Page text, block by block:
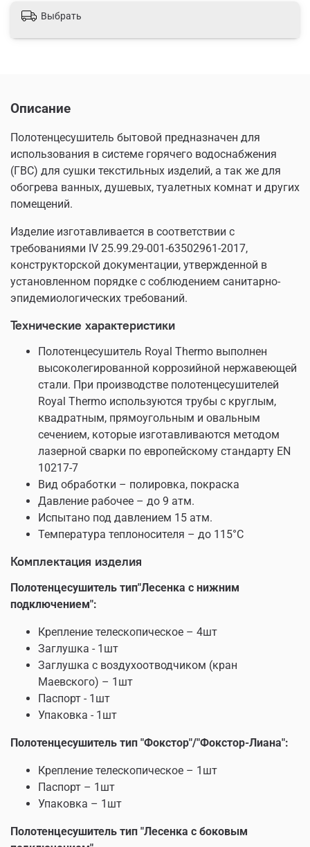
Выбрать
Описание
Полотенцесушитель бытовой предназначен для
использования в системе горячего водоснабжения
(ГВС) для сушки текстильных изделий, а так же для
обогрева ванных, душевых, туалетных комнат и других
помещений.
Изделие изготавливается в соответствии с
требованиями IV 25.99.29-001-63502961-2017,
конструкторской документации, утвержденной в
установленном порядке с соблюдением санитарно-
эпидемиологических требований.
Технические характеристики
Полотенцесушитель Royal Thermo выполнен
высоколегированной коррозийной нержавеющей
стали. При производстве полотенцесушителей
Royal Thermo используются трубы с круглым,
квадратным, прямоугольным и овальным
сечением, которые изготавливаются методом
лазерной сварки по европейскому стандарту EN
10217-7
Вид обработки – полировка, покраска
Давление рабочее – до 9 атм.
Испытано под давлением 15 атм.
Температура теплоносителя – до 115°С
Комплектация изделия
Полотенцесушитель тип"Лесенка с нижним
подключением":
Крепление телескопическое – 4шт
Заглушка - 1шт
Заглушка с воздухоотводчиком (кран
Маевского) – 1шт
Паспорт - 1шт
Упаковка - 1шт
Полотенцесушитель тип "Фокстор"/"Фокстор-Лиана":
Крепление телескопическое – 1шт
Паспорт – 1шт
Упаковка – 1шт
Полотенцесушитель тип "Лесенка с боковым